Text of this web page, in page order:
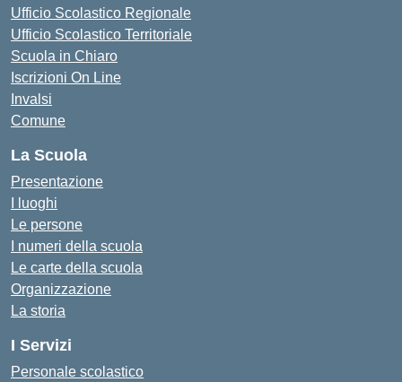
Ufficio Scolastico Regionale
Ufficio Scolastico Territoriale
Scuola in Chiaro
Iscrizioni On Line
Invalsi
Comune
La Scuola
Presentazione
I luoghi
Le persone
I numeri della scuola
Le carte della scuola
Organizzazione
La storia
I Servizi
Personale scolastico